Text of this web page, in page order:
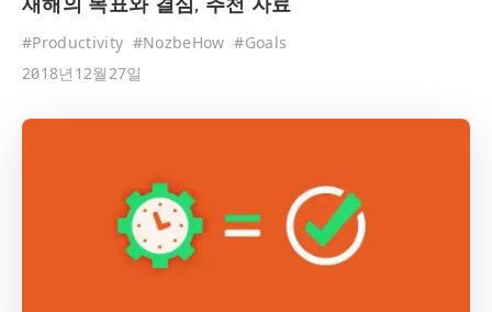
새해의 목표와 결심, 추천 자료
#Productivity #NozbeHow #Goals
2018년12월27일